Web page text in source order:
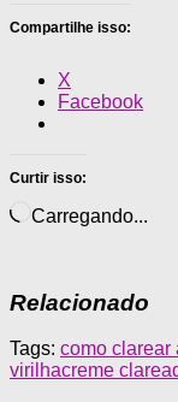
Compartilhe isso:
X
Facebook
Curtir isso:
Carregando...
Relacionado
Tags: como clarear
virilhacreme